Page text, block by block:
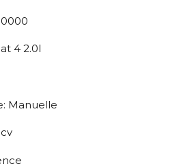
4 2.0l
Manuelle
cv